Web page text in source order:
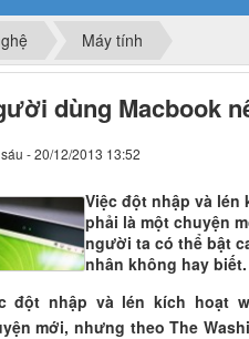
Máy tính
dùng Macbook
- 20/12/2013 13:52
Việc đột nhập và lén
phải là một chuyện
người ta có thể bật
nhân không hay biết.
đột nhập và lén kích hoạt
mới, nhưng theo The